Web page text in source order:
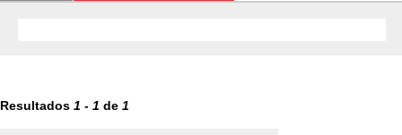
Resultados 1 - 1 de 1